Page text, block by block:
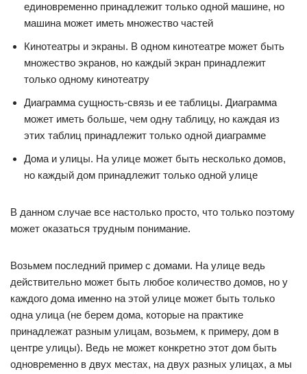
единовременно принадлежит только одной машине, но
машина может иметь множество частей
Кинотеатры и экраны. В одном кинотеатре может быть
множество экранов, но каждый экран принадлежит
только одному кинотеатру
Диаграмма сущность-связь и ее таблицы. Диаграмма
может иметь больше, чем одну таблицу, но каждая из
этих таблиц принадлежит только одной диаграмме
Дома и улицы. На улице может быть несколько домов,
но каждый дом принадлежит только одной улице
В данном случае все настолько просто, что только поэтому
может оказаться трудным понимание.
Возьмем последний пример с домами. На улице ведь
действительно может быть любое количество домов, но у
каждого дома именно на этой улице может быть только
одна улица (не берем дома, которые на практике
принадлежат разным улицам, возьмем, к примеру, дом в
центре улицы). Ведь не может конкретно этот дом быть
одновременно в двух местах, на двух разных улицах, а мы